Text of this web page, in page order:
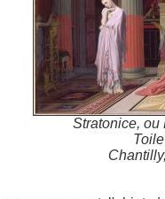
Stratonice, ou